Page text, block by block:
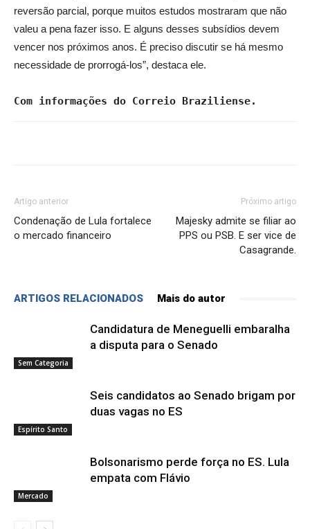
reversão parcial, porque muitos estudos mostraram que não
valeu a pena fazer isso. E alguns desses subsídios devem
vencer nos próximos anos. É preciso discutir se há mesmo
necessidade de prorrogá-los”, destaca ele.
Com informações do Correio Braziliense.
Artigo anterior
Condenação de Lula fortalece
o mercado financeiro
Próximo artigo
Majesky admite se filiar ao
PPS ou PSB. E ser vice de
Casagrande.
ARTIGOS RELACIONADOS Mais do autor
Sem Categoria
Candidatura de Meneguelli embaralha
a disputa para o Senado
Espírito Santo
Seis candidatos ao Senado brigam por
duas vagas no ES
Mercado
Bolsonarismo perde força no ES. Lula
empata com Flávio